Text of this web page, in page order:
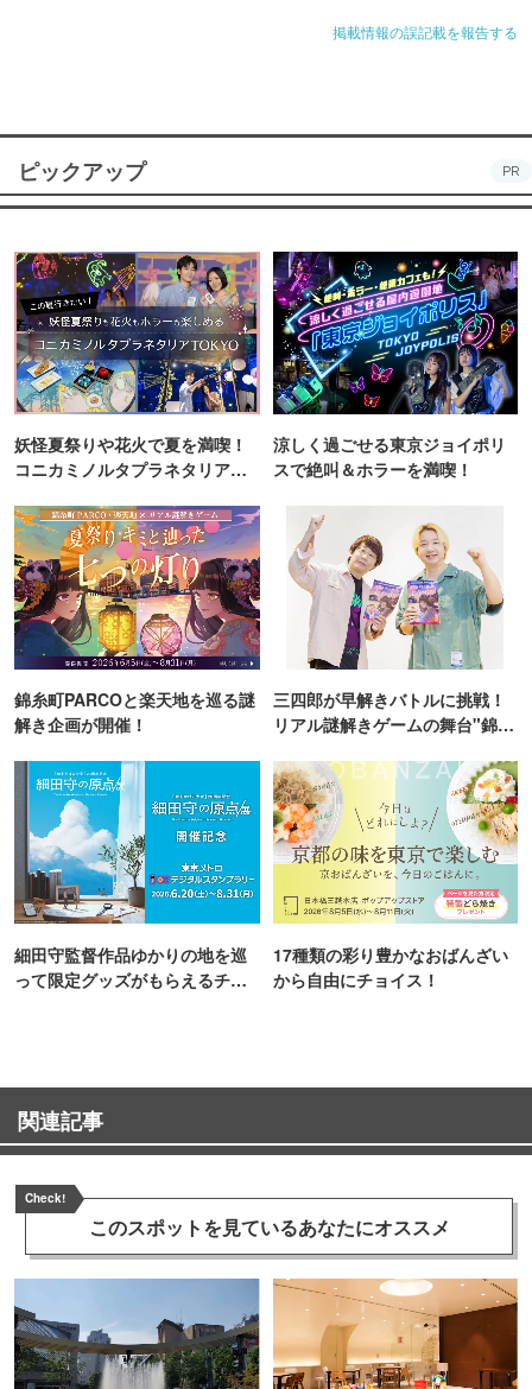
掲載情報の誤記載を報告する
ピックアップ PR
妖怪夏祭りや花火で夏を満喫！
コニカミノルタプラネタリア
涼しく過ごせる東京ジョイポリ
スで絶叫＆ホラーを満喫！
錦糸町PARCOと楽天地を巡る謎
解き企画が開催！
三四郎が早解きバトルに挑戦！
リアル謎解きゲームの舞台"錦糸
細田守監督作品ゆかりの地を巡
って限定グッズがもらえるチャ
17種類の彩り豊かなおばんざい
から自由にチョイス！
関連記事
Check!
このスポットを見ているあなたにオススメ